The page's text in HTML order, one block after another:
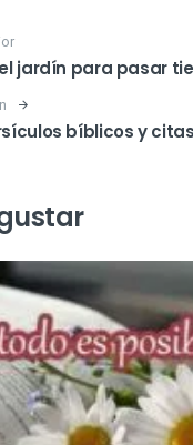
jardín para pasar
bíblicos y